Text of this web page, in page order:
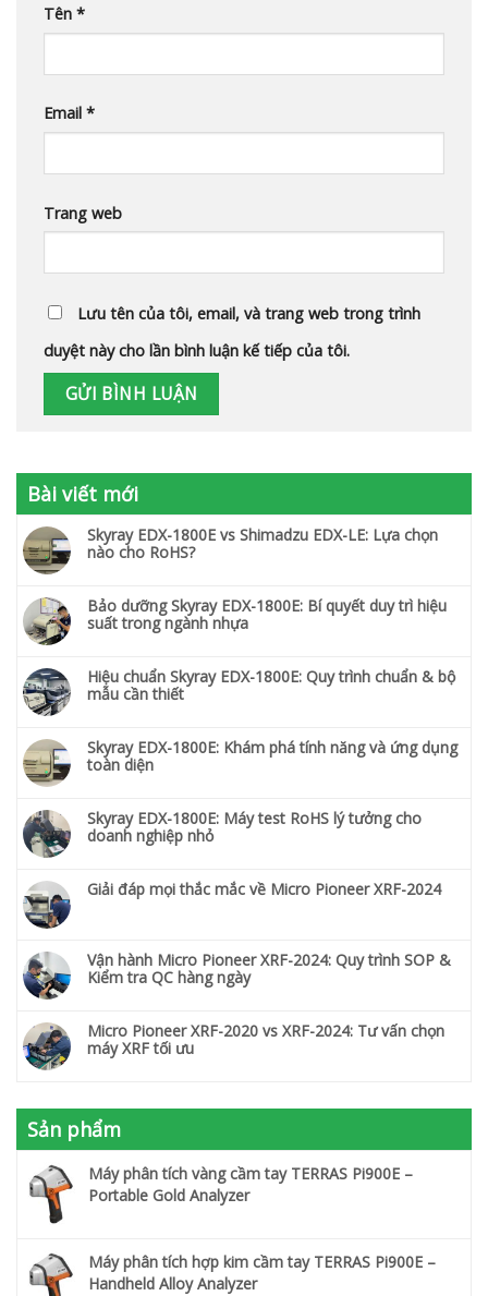
Tên *
Email *
Trang web
Lưu tên của tôi, email, và trang web trong trình
duyệt này cho lần bình luận kế tiếp của tôi.
Bài viết mới
Skyray EDX-1800E vs Shimadzu EDX-LE: Lựa chọn
nào cho RoHS?
Bảo dưỡng Skyray EDX-1800E: Bí quyết duy trì hiệu
suất trong ngành nhựa
Hiệu chuẩn Skyray EDX-1800E: Quy trình chuẩn & bộ
mẫu cần thiết
Skyray EDX-1800E: Khám phá tính năng và ứng dụng
toàn diện
Skyray EDX-1800E: Máy test RoHS lý tưởng cho
doanh nghiệp nhỏ
Giải đáp mọi thắc mắc về Micro Pioneer XRF-2024
Vận hành Micro Pioneer XRF-2024: Quy trình SOP &
Kiểm tra QC hàng ngày
Micro Pioneer XRF-2020 vs XRF-2024: Tư vấn chọn
máy XRF tối ưu
Sản phẩm
Máy phân tích vàng cầm tay TERRAS Pi900E –
Portable Gold Analyzer
Máy phân tích hợp kim cầm tay TERRAS Pi900E –
Handheld Alloy Analyzer